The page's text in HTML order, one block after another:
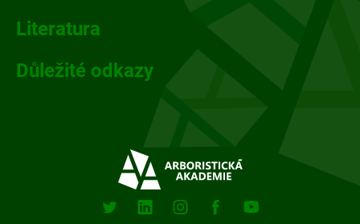
Literatura
Důležité odkazy
Sociální
sitě
X
LinkedinInstagramFacebookYoutube